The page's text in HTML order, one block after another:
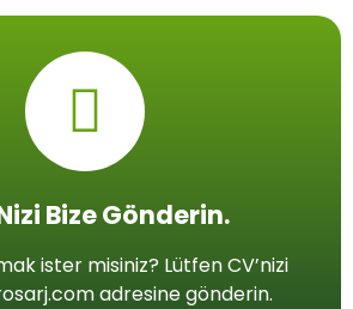
Bize Gönderin.
ister misiniz? Lütfen CV’nizi
adresine gönderin.